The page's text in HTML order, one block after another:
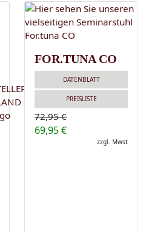
FOR.TUNA CO
DATENBLATT
PREISLISTE
72,95 €
69,95 €
zzgl. Mwst